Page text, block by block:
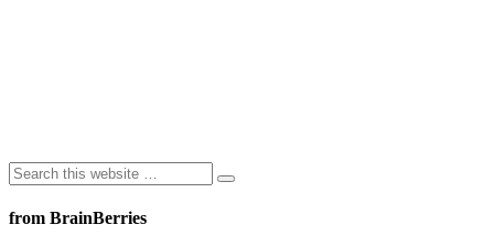
from BrainBerries